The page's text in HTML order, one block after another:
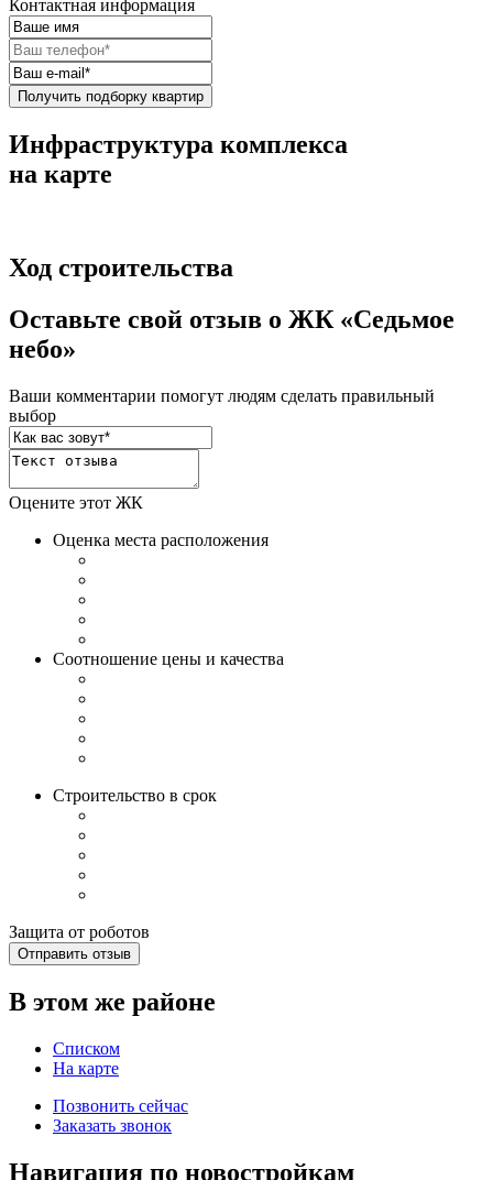
Контактная информация
Получить подборку квартир
Инфраструктура комплекса
на карте
Ход строительства
Оставьте свой отзыв о ЖК «Седьмое
небо»
Ваши комментарии помогут людям сделать правильный
выбор
Оцените этот ЖК
Оценка места расположения
Соотношение цены и качества
Строительство в срок
Защита от роботов
Отправить отзыв
В этом же районе
Списком
На карте
Позвонить сейчас
Заказать звонок
Навигация по новостройкам